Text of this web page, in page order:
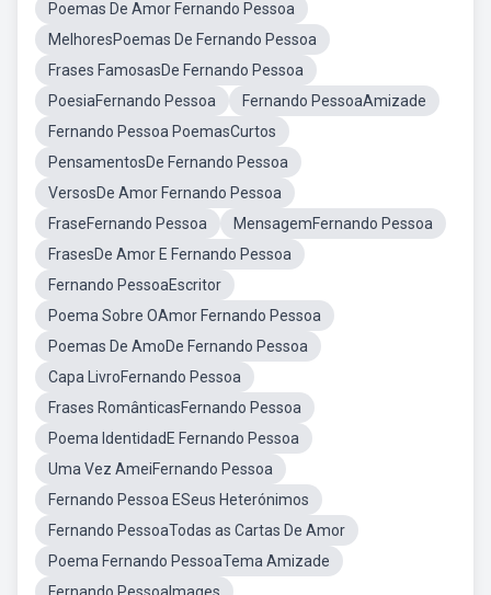
Poemas De Amor Fernando Pessoa
MelhoresPoemas De Fernando Pessoa
Frases FamosasDe Fernando Pessoa
PoesiaFernando Pessoa
Fernando PessoaAmizade
Fernando Pessoa PoemasCurtos
PensamentosDe Fernando Pessoa
VersosDe Amor Fernando Pessoa
FraseFernando Pessoa
MensagemFernando Pessoa
FrasesDe Amor E Fernando Pessoa
Fernando PessoaEscritor
Poema Sobre OAmor Fernando Pessoa
Poemas De AmoDe Fernando Pessoa
Capa LivroFernando Pessoa
Frases RomânticasFernando Pessoa
Poema IdentidadE Fernando Pessoa
Uma Vez AmeiFernando Pessoa
Fernando Pessoa ESeus Heterónimos
Fernando PessoaTodas as Cartas De Amor
Poema Fernando PessoaTema Amizade